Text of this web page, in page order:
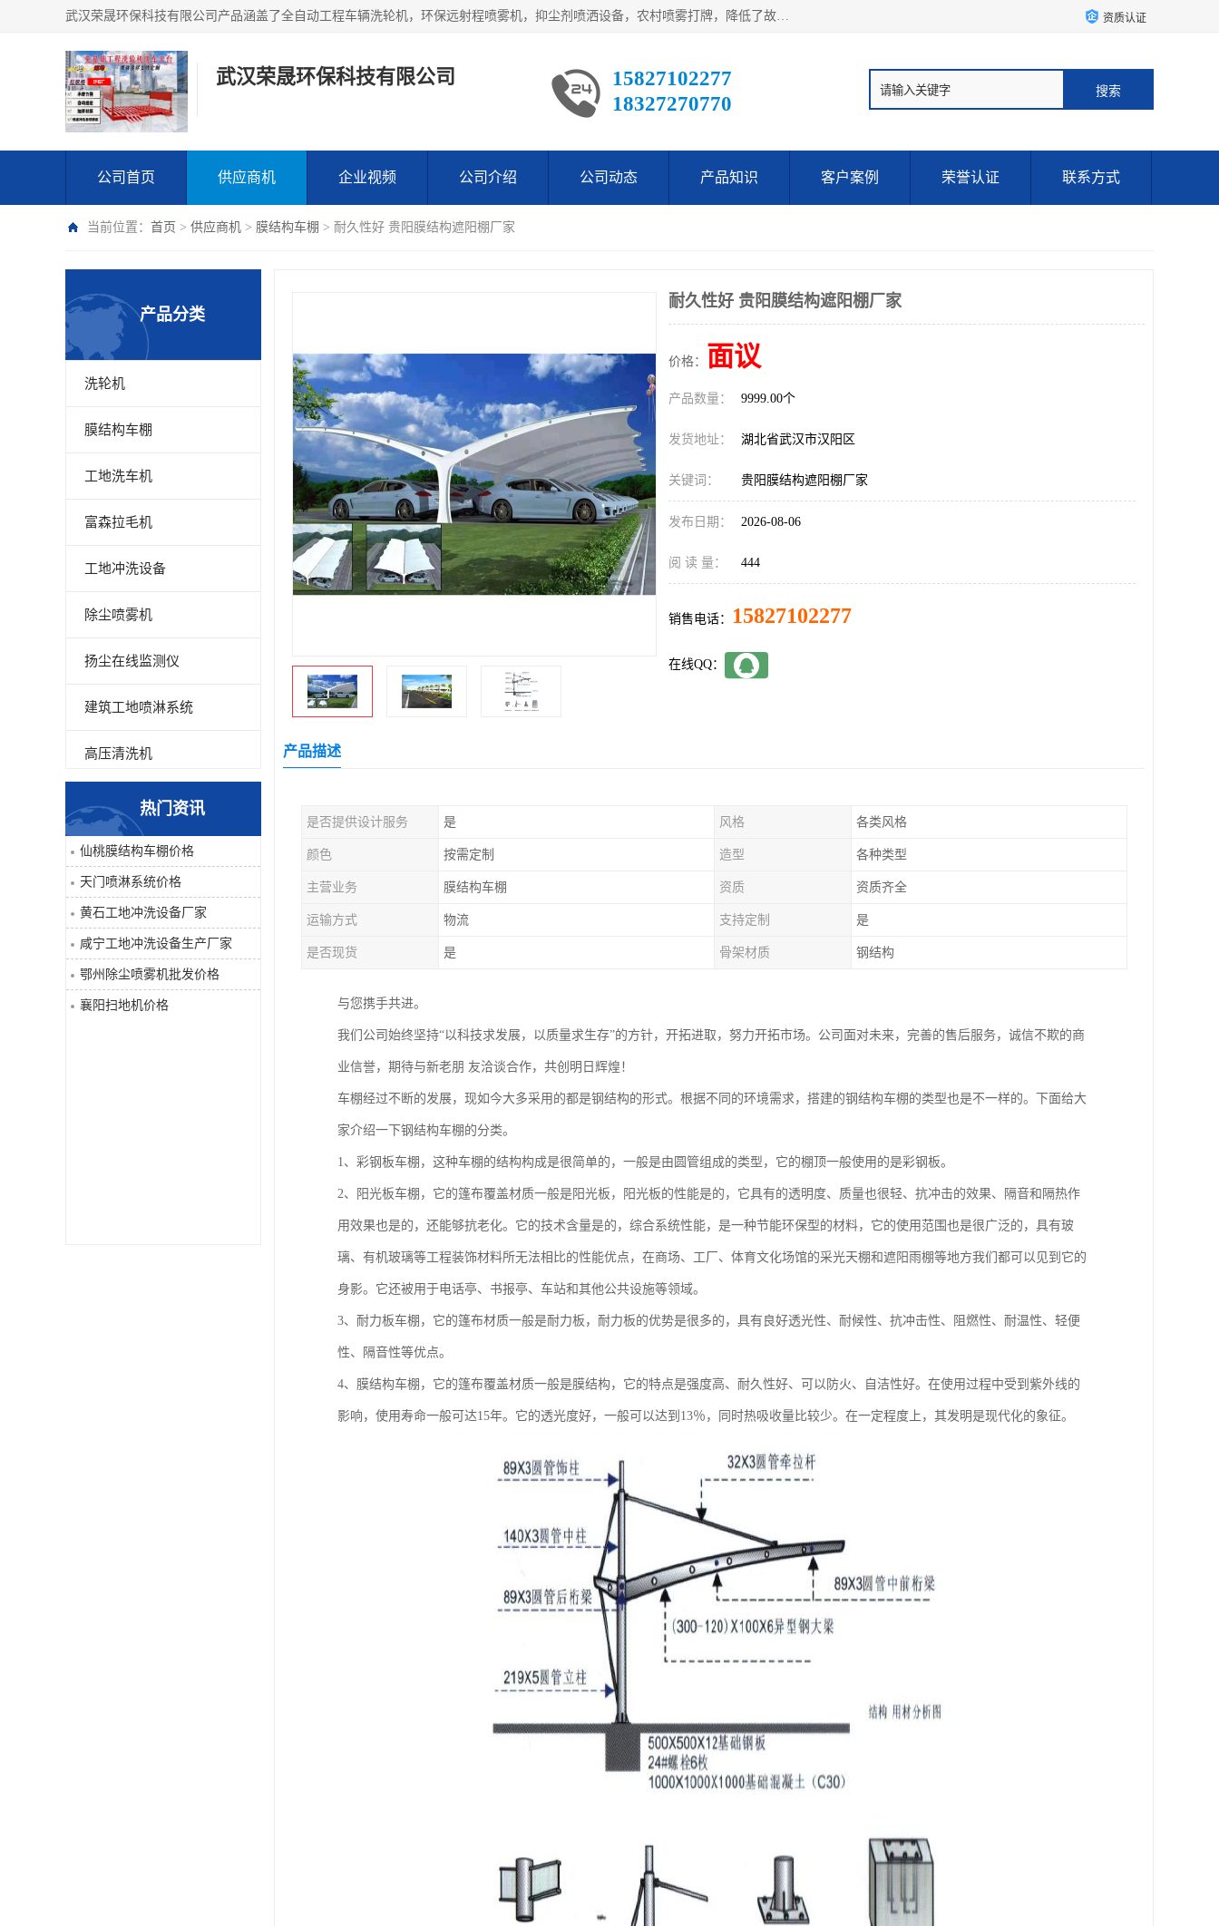
武汉荣晟环保科技有限公司产品涵盖了全自动工程车辆洗轮机，环保远射程喷雾机，抑尘剂喷洒设备，农村喷雾打牌，降低了故障率。多次获得环保科技进步奖，赢得了广大客户的一直好评. 资质认证
武汉荣晟环保科技有限公司
15827102277
18327270770
公司首页 供应商机 企业视频 公司介绍 公司动态 产品知识 客户案例 荣誉认证 联系方式
当前位置： 首页 > 供应商机 > 膜结构车棚 > 耐久性好 贵阳膜结构遮阳棚厂家
产品分类
洗轮机
膜结构车棚
工地洗车机
富森拉毛机
工地冲洗设备
除尘喷雾机
扬尘在线监测仪
建筑工地喷淋系统
高压清洗机
高压喷雾设备
喷淋系统
洒水车
洗地机
吸尘器
热门资讯
仙桃膜结构车棚价格
天门喷淋系统价格
黄石工地冲洗设备厂家
咸宁工地冲洗设备生产厂家
鄂州除尘喷雾机批发价格
襄阳扫地机价格
耐久性好 贵阳膜结构遮阳棚厂家
价格： 面议
产品数量： 9999.00个
发货地址： 湖北省武汉市汉阳区
关键词： 贵阳膜结构遮阳棚厂家
发布日期： 2026-08-06
阅 读 量： 444
销售电话： 15827102277
在线QQ：
产品描述
是否提供设计服务 是 风格 各类风格
颜色 按需定制 造型 各种类型
主营业务 膜结构车棚 资质 资质齐全
运输方式 物流 支持定制 是
是否现货 是 骨架材质 钢结构
与您携手共进。
我们公司始终坚持“以科技求发展，以质量求生存”的方针，开拓进取，努力开拓市场。公司面对未来，完善的售后服务，诚信不欺的商
业信誉，期待与新老朋 友洽谈合作，共创明日辉煌！
车棚经过不断的发展，现如今大多采用的都是钢结构的形式。根据不同的环境需求，搭建的钢结构车棚的类型也是不一样的。下面给大
家介绍一下钢结构车棚的分类。
1、彩钢板车棚，这种车棚的结构构成是很简单的，一般是由圆管组成的类型，它的棚顶一般使用的是彩钢板。
2、阳光板车棚，它的篷布覆盖材质一般是阳光板，阳光板的性能是的，它具有的透明度、质量也很轻、抗冲击的效果、隔音和隔热作
用效果也是的，还能够抗老化。它的技术含量是的，综合系统性能，是一种节能环保型的材料，它的使用范围也是很广泛的，具有玻
璃、有机玻璃等工程装饰材料所无法相比的性能优点，在商场、工厂、体育文化场馆的采光天棚和遮阳雨棚等地方我们都可以见到它的
身影。它还被用于电话亭、书报亭、车站和其他公共设施等领域。
3、耐力板车棚，它的篷布材质一般是耐力板，耐力板的优势是很多的，具有良好透光性、耐候性、抗冲击性、阻燃性、耐温性、轻便
性、隔音性等优点。
4、膜结构车棚，它的篷布覆盖材质一般是膜结构，它的特点是强度高、耐久性好、可以防火、自洁性好。在使用过程中受到紫外线的
影响，使用寿命一般可达15年。它的透光度好，一般可以达到13％，同时热吸收量比较少。在一定程度上，其发明是现代化的象征。